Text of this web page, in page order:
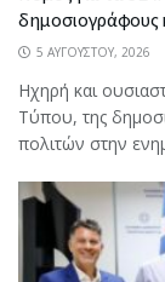
δημοσιογράφους
5 ΑΥΓΟΎΣΤΟΥ, 2026
Ηχηρή και
Τύπου, της
πολιτών στην